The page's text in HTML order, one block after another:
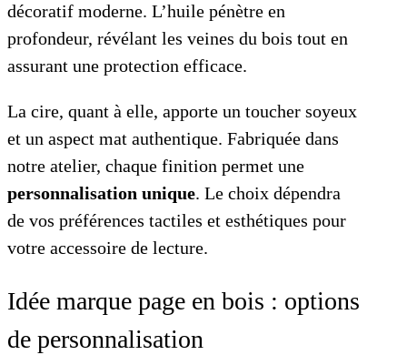
décoratif moderne. L’huile pénètre en
profondeur, révélant les veines du bois tout en
assurant une protection efficace.
La cire, quant à elle, apporte un toucher soyeux
et un aspect mat authentique. Fabriquée dans
notre atelier, chaque finition permet une
personnalisation unique. Le choix dépendra
de vos préférences tactiles et esthétiques pour
votre accessoire de lecture.
Idée marque page en bois : options
de personnalisation